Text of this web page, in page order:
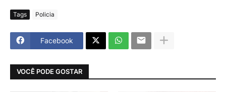
Tags Policia
Facebook
VOCÊ PODE GOSTAR